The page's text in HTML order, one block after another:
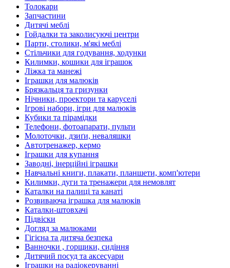
Толокари
Запчастини
Дитячі меблі
Гойдалки та заколисуючі центри
Парти, столики, м'які меблі
Стільчики для годування, ходунки
Килимки, кошики для іграшок
Ліжка та манежі
Іграшки для малюків
Брязкальця та гризунки
Нічники, проектори та каруселі
Ігрові набори, ігри для малюків
Кубики та пірамідки
Телефони, фотоапарати, пульти
Молоточки, дзиґи, неваляшки
Автотренажер, кермо
Іграшки для купання
Заводні, інерційні іграшки
Навчальні книги, плакати, планшети, комп'ютери
Килимки, дуги та тренажери для немовлят
Каталки на палиці та канаті
Розвиваюча іграшка для малюків
Каталки-штовхачі
Підвіски
Догляд за малюками
Гігієна та дитяча безпека
Ванночки , горщики, сидіння
Дитячий посуд та аксесуари
Іграшки на радіокеруванні